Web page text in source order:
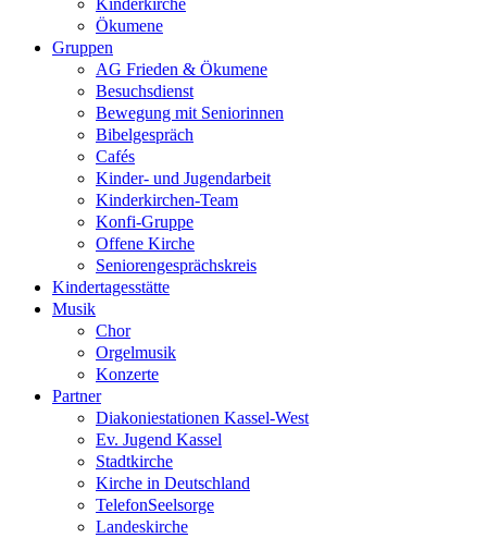
Kinderkirche
Ökumene
Gruppen
AG Frieden & Ökumene
Besuchsdienst
Bewegung mit Seniorinnen
Bibelgespräch
Cafés
Kinder- und Jugendarbeit
Kinderkirchen-Team
Konfi-Gruppe
Offene Kirche
Seniorengesprächskreis
Kindertagesstätte
Musik
Chor
Orgelmusik
Konzerte
Partner
Diakoniestationen Kassel-West
Ev. Jugend Kassel
Stadtkirche
Kirche in Deutschland
TelefonSeelsorge
Landeskirche